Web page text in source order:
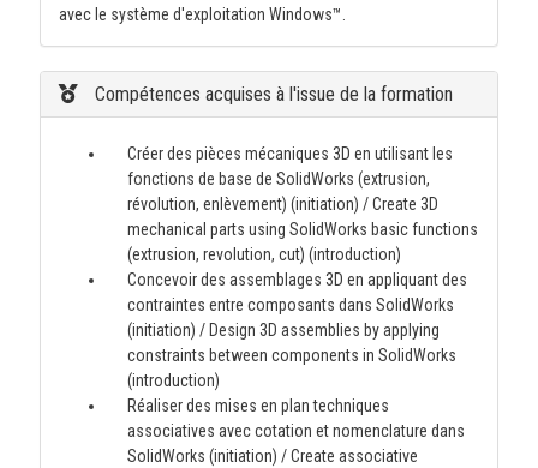
avec le système d'exploitation Windows™.
Compétences acquises à l'issue de la formation
Créer des pièces mécaniques 3D en utilisant les
fonctions de base de SolidWorks (extrusion,
révolution, enlèvement) (initiation) / Create 3D
mechanical parts using SolidWorks basic functions
(extrusion, revolution, cut) (introduction)
Concevoir des assemblages 3D en appliquant des
contraintes entre composants dans SolidWorks
(initiation) / Design 3D assemblies by applying
constraints between components in SolidWorks
(introduction)
Réaliser des mises en plan techniques
associatives avec cotation et nomenclature dans
SolidWorks (initiation) / Create associative